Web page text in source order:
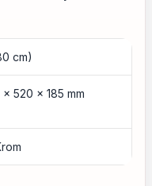
cm)
520 × 185 mm